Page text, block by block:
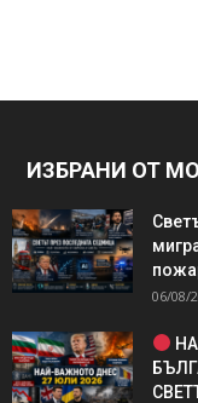
ИЗБРАНИ ОТ
06/08/